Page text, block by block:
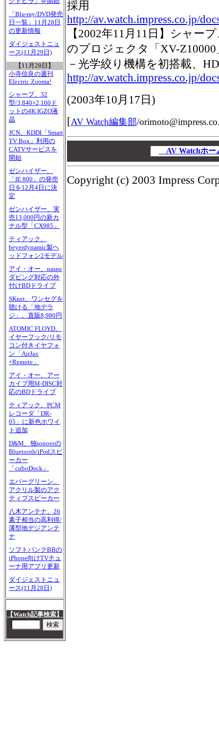
「Blu-ray/DVD発売
日一覧」11月28日
の更新情報
ダイジェストニュ
ース(11月29日)
【11月28日】
小寺信良の週刊
Electric Zooma!
シャープ、32
型/3,840×2,160ド
ットの4K IGZO液
晶
JCN、KDDI「Smart
TV Box」利用の
CATVサービスを
開始
ゼンハイザー、
「IE 800」の発売
日を12月4日に決
定
ゼンハイザー、実
売13,000円の新カ
ナル型「CX985」
ティアック、
beyerdynamic製ヘ
ッドフォン2モデル
アイ・オー、nasne
ダビング対応の外
付けBDドライブ
SKnet、ワンセグを
聴ける「地デラ
ジ」。直販8,980円
ATOMIC FLOYD、
イヤーフック/リモ
コン付きイヤフォ
ン「AirJax
+Remote」
アイ・オー、アー
カイブ用M-DISC対
応のBDドライブ
ティアック、PCM
レコーダ「DR-
05」に新色ホワイ
ト追加
D&M、独sonoroの
Bluetooth/iPodスピ
ーカー
「cuboDock」
エバーグリーン、
アクリル製のアク
ティブスピーカー
八木アンテナ、26
素子相当の高利得/
薄型地デジアンテ
ナ
ソフトバンクBBの
iPhone向けTVチュ
ーナ用アプリ更新
ダイジェストニュ
ース(11月28日)
【Watch記事検索】
採用
http://av.watch.impress.co.jp/
【2002年11月11日】シャー
のプロジェクタ「XV-Z10000
－光学絞り機構を初搭載、
http://av.watch.impress.co.jp/
(2003年10月17日)
[AV Watch編集部/
AV Watchホ
Copyright (c) 2003 Impress